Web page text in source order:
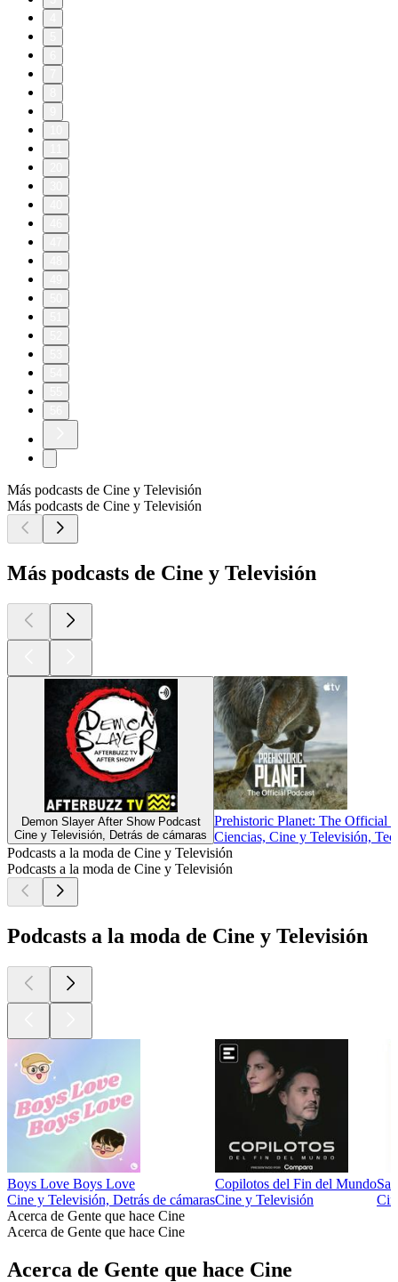
Más podcasts de Cine y Televisión
Más podcasts de Cine y Televisión
Más podcasts de Cine y Televisión
Demon Slayer After Show Podcast
Cine y Televisión, Detrás de cámaras
Prehistoric Planet: The Official
Ciencias, Cine y Televisión,
Podcasts a la moda de Cine y Televisión
Podcasts a la moda de Cine y Televisión
Podcasts a la moda de Cine y Televisión
Boys Love Boys Love
Cine y Televisión, Detrás de cámaras
Copilotos del Fin del Mundo
Cine y Televisión
Acerca de Gente que hace Cine
Acerca de Gente que hace Cine
Acerca de Gente que hace Cine